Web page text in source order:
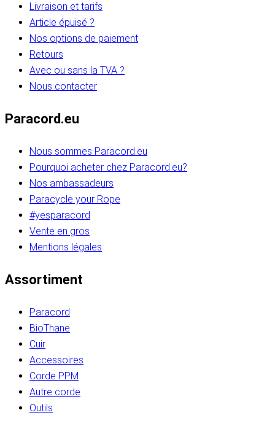
Livraison et tarifs
Article épuisé ?
Nos options de paiement
Retours
Avec ou sans la TVA ?
Nous contacter
Paracord.eu
Nous sommes Paracord.eu
Pourquoi acheter chez Paracord.eu?
Nos ambassadeurs
Paracycle your Rope
#yesparacord
Vente en gros
Mentions légales
Assortiment
Paracord
BioThane
Cuir
Accessoires
Corde PPM
Autre corde
Outils